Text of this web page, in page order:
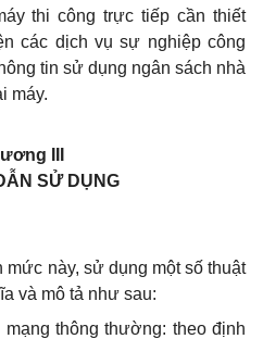
thi công trực tiếp cần thiết
các dịch vụ sự nghiệp công
tin sử dụng ngân sách nhà
máy.
III
SỬ DỤNG
mức này, sử dụng một số thuật
và mô tả như sau:
thông thường: theo định